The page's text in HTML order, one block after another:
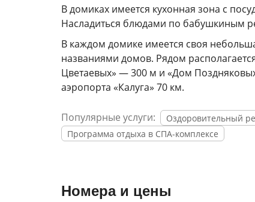
В домиках имеется кухонная зона с
Насладиться блюдами по бабушкиным
В каждом домике имеется своя
названиями домов. Рядом
Цветаевых» — 300 м и «Дом
аэропорта «Калуга» 70 км.
Популярные услуги: Оздоровительный
Программа отдыха в СПА-комплексе
Номера и цены